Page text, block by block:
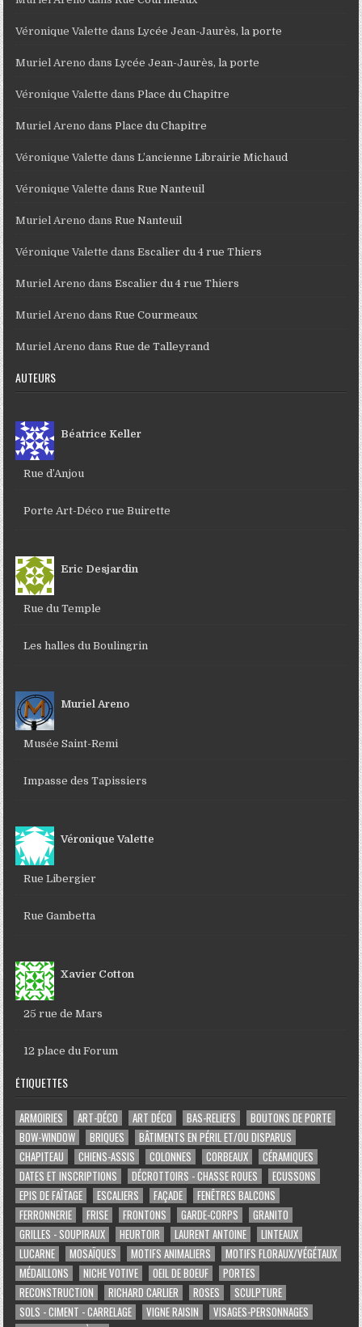
Véronique Valette dansLycée Jean-Jaurès, la porte
Muriel Areno dansLycée Jean-Jaurès, la porte
Véronique Valette dansPlace du Chapitre
Muriel Areno dansPlace du Chapitre
Véronique Valette dansL’ancienne Librairie Michaud
Véronique Valette dansRue Nanteuil
Muriel Areno dansRue Nanteuil
Véronique Valette dansEscalier du 4 rue Thiers
Muriel Areno dansEscalier du 4 rue Thiers
Muriel Areno dansRue Courmeaux
Muriel Areno dansRue de Talleyrand
AUTEURS
Béatrice Keller
Rue d’Anjou
Porte Art-Déco rue Buirette
Eric Desjardin
Rue du Temple
Les halles du Boulingrin
Muriel Areno
Musée Saint-Remi
Impasse des Tapissiers
Véronique Valette
Rue Libergier
Rue Gambetta
Xavier Cotton
25 rue de Mars
12 place du Forum
ÉTIQUETTES
ARMOIRIES ART-DÉCO ART DÉCO BAS-RELIEFS
BOUTONS DE PORTE
BOW-WINDOW
BRIQUES
BÂTIMENTS EN PÉRIL ET/OU DISPARUS
CHAPITEAU
CHIENS-ASSIS COLONNES CORBEAUX
CÉRAMIQUES
DATES ET INSCRIPTIONS
DÉCROTTOIRS - CHASSE ROUES
ECUSSONS
EPIS DE FAÎTAGE
ESCALIERS FAÇADE
FENÊTRES BALCONS
FERRONNERIE
FRISE FRONTONS GARDE-CORPS
GRANITO
GRILLES - SOUPIRAUX
HEURTOIR LAURENT ANTOINE
LINTEAUX
LUCARNE
MOSAÏQUES MOTIFS ANIMALIERS
MOTIFS FLORAUX/VÉGÉTAUX
MÉDAILLONS
NICHE VOTIVE OEIL DE BOEUF
PORTES
RECONSTRUCTION
RICHARD CARLIER ROSES
SCULPTURE
SOLS - CIMENT - CARRELAGE
VIGNE RAISIN
VISAGES-PERSONNAGES